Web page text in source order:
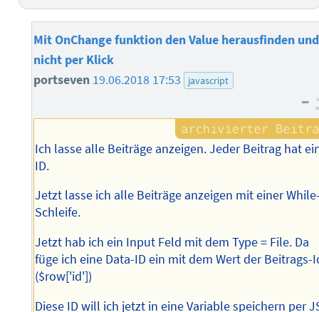
Mit OnChange funktion den Value herausfinden und
nicht per Klick
portseven 19.06.2018 17:53 javascript
–
Ich lasse alle Beiträge anzeigen. Jeder Beitrag hat
ID.
Jetzt lasse ich alle Beiträge anzeigen mit einer
Schleife.
Jetzt hab ich ein Input Feld mit dem Type = File. Da
füge ich eine Data-ID ein mit dem Wert der Beitrags-
($row['id'])
Diese ID will ich jetzt in eine Variable speichern per